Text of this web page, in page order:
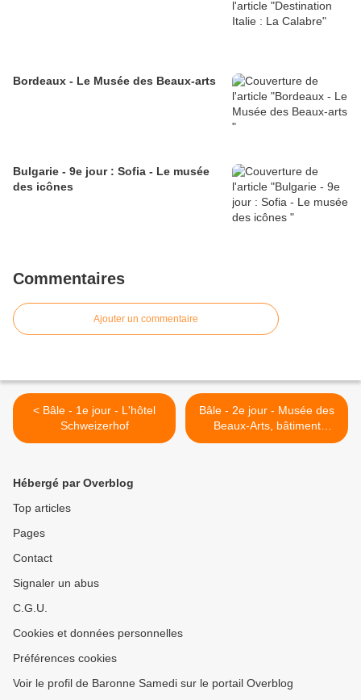
Bordeaux - Le Musée des Beaux-arts
Bulgarie - 9e jour : Sofia - Le musée
des icônes
Commentaires
Ajouter un commentaire
< Bâle - 1e jour - L'hôtel
Schweizerhof
Bâle - 2e jour - Musée des
Beaux-Arts, bâtiment
Hauptbau >
Hébergé par Overblog
Top articles
Pages
Contact
Signaler un abus
C.G.U.
Cookies et données personnelles
Préférences cookies
Voir le profil de Baronne Samedi sur le portail Overblog